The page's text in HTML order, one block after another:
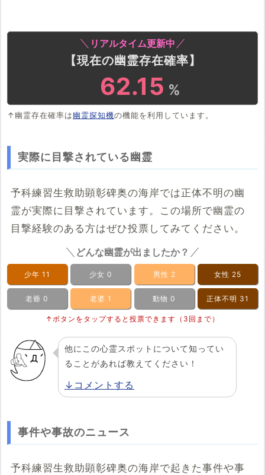
リアルタイム更新中
【現在の幽霊存在確率】
62.15 %
↑幽霊存在確率は幽霊探知機の機能を利用しています。
実際に目撃されている幽霊
予科練習生救助顕彰碑奥の海岸では正体不明の幽
霊が実際に目撃されています。この場所で幽霊の
目撃経験のある方はぜひ投票してみてください。
どんな幽霊が出ましたか？
少年 11 少女 0 男性 2 女性 25
老爺 0 老婆 1 動物 0 正体不明 31
↑ボタンをタップすると投票できます（3回まで）
他にこの心霊スポットについて知ってい
ることがあれば教えてください！
↓コメントする
事件や事故のニュース
予科練習生救助顕彰碑奥の海岸で起きた事件や事